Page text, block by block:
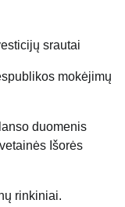
srautai
duomenis
Išorės
rinkiniai.